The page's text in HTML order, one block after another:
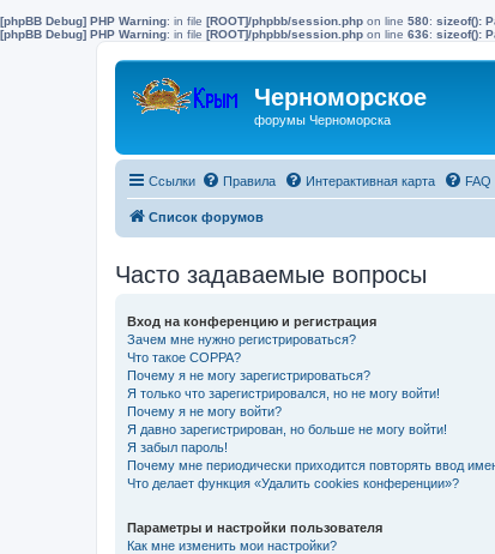
[phpBB Debug] PHP Warning: in file [ROOT]/phpbb/session.php on line 580: sizeof():
[phpBB Debug] PHP Warning: in file [ROOT]/phpbb/session.php on line 636: sizeof():
Черноморское
форумы Черноморска
Ссылки Правила Интерактивная карта FAQ
Список форумов
Часто задаваемые вопросы
Вход на конференцию и регистрация
Зачем мне нужно регистрироваться?
Что такое COPPA?
Почему я не могу зарегистрироваться?
Я только что зарегистрировался, но не могу войти!
Почему я не могу войти?
Я давно зарегистрирован, но больше не могу войти!
Я забыл пароль!
Почему мне периодически приходится повторять ввод
Что делает функция «Удалить cookies конференции»?
Параметры и настройки пользователя
Как мне изменить мои настройки?